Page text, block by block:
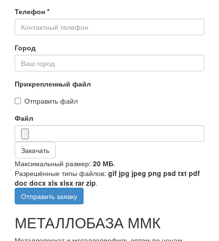
Телефон *
Город
Прикрепленный файл
Отправить файл
Файл
Закачать
Максимальный размер: 20 МБ.
Разрешённые типы файлов: gif jpg jpeg png psd txt pdf
doc docx xls xlsx rar zip.
Отправить заявку
МЕТАЛЛОБАЗА ММК